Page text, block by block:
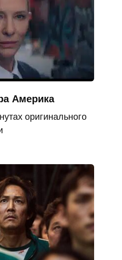
Америка
оригинального